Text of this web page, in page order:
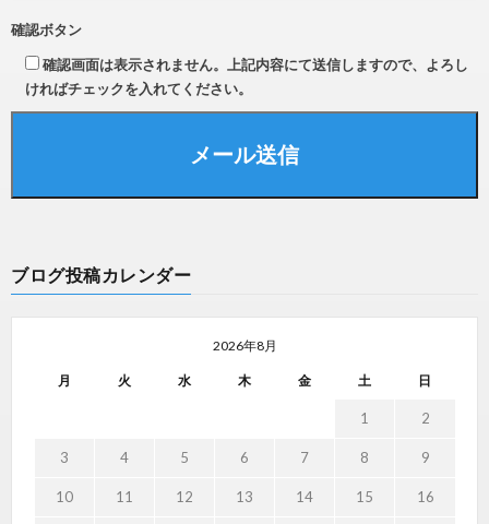
確認ボタン
確認画面は表示されません。上記内容にて送信しますので、よろし
ければチェックを入れてください。
ブログ投稿カレンダー
2026年8月
月 火 水 木 金 土 日
1 2
3 4 5 6 7 8 9
10 11 12 13 14 15 16